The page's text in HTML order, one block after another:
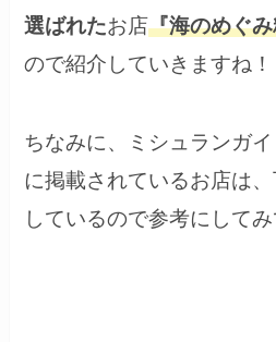
選ばれたお店『海のめぐ
ので紹介していきますね！
ちなみに、ミシュランガ
に掲載されているお店は
しているので参考にしてみ